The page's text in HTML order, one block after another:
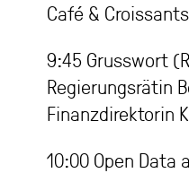
Café & Croissants
9:45 Grusswort
Regierungsrätin
Finanzdirektorin
10:00 Open Data